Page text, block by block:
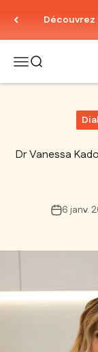
Découvrez
Ouvrir la
Ouvrir la
Dr Vanessa
6 janv.